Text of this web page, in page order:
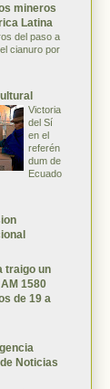
mineros
Latina
del paso a
cianuro por
Victoria
del Sí
en el
referén
dum de
Ecuado
traigo un
1580
de 19 a
Noticias